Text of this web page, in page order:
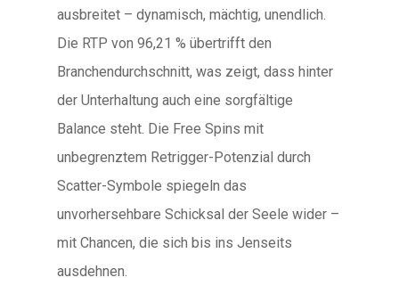
ausbreitet – dynamisch, mächtig, unendlich.
Die RTP von 96,21 % übertrifft den
Branchendurchschnitt, was zeigt, dass hinter
der Unterhaltung auch eine sorgfältige
Balance steht. Die Free Spins mit
unbegrenztem Retrigger-Potenzial durch
Scatter-Symbole spiegeln das
unvorhersehbare Schicksal der Seele wider –
mit Chancen, die sich bis ins Jenseits
ausdehnen.